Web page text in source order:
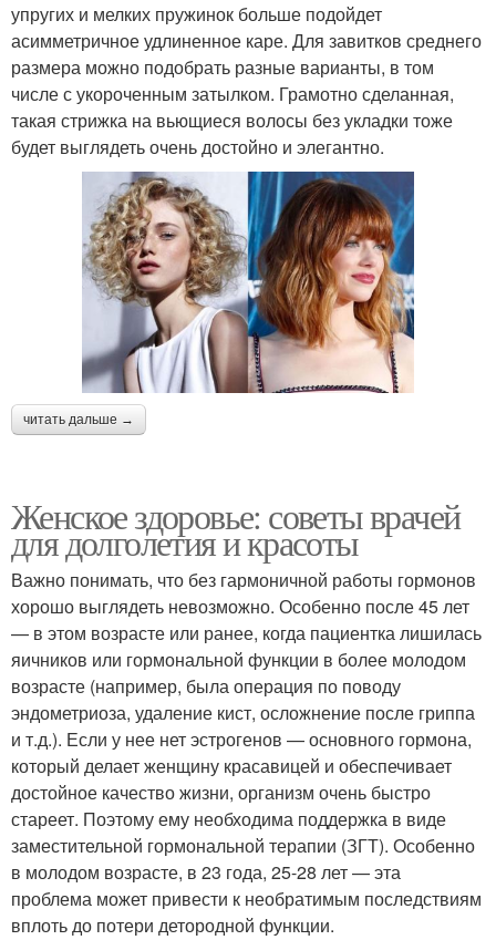
упругих и мелких пружинок больше подойдет
асимметричное удлиненное каре. Для завитков среднего
размера можно подобрать разные варианты, в том
числе с укороченным затылком. Грамотно сделанная,
такая стрижка на вьющиеся волосы без укладки тоже
будет выглядеть очень достойно и элегантно.
читать дальше →
Женское здоровье: советы врачей
для долголетия и красоты
Важно понимать, что без гармоничной работы гормонов
хорошо выглядеть невозможно. Особенно после 45 лет
— в этом возрасте или ранее, когда пациентка лишилась
яичников или гормональной функции в более молодом
возрасте (например, была операция по поводу
эндометриоза, удаление кист, осложнение после гриппа
и т.д.). Если у нее нет эстрогенов — основного гормона,
который делает женщину красавицей и обеспечивает
достойное качество жизни, организм очень быстро
стареет. Поэтому ему необходима поддержка в виде
заместительной гормональной терапии (ЗГТ). Особенно
в молодом возрасте, в 23 года, 25-28 лет — эта
проблема может привести к необратимым последствиям
вплоть до потери детородной функции.